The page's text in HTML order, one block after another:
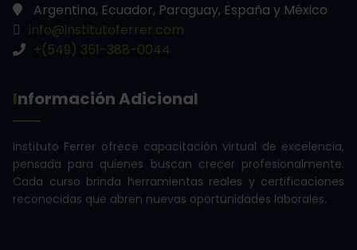
Argentina, Ecuador, Paraguay, España y México
info@institutoferrer.com
+(549) 351-388-0044
Información Adicional
Instituto Ferrer ofrece capacitación virtual de excelencia,
pensada para quienes buscan crecer profesionalmente.
Cada curso brinda herramientas reales y certificaciones
reconocidas que abren nuevas oportunidades laborales.